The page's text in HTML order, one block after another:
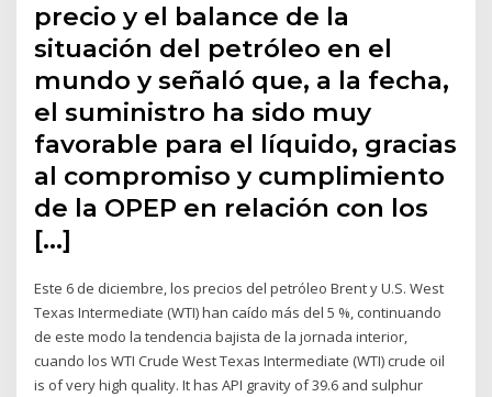
precio y el balance de la
situación del petróleo en el
mundo y señaló que, a la fecha,
el suministro ha sido muy
favorable para el líquido, gracias
al compromiso y cumplimiento
de la OPEP en relación con los
[…]
Este 6 de diciembre, los precios del petróleo Brent y U.S. West
Texas Intermediate (WTI) han caído más del 5 %, continuando
de este modo la tendencia bajista de la jornada interior,
cuando los WTI Crude West Texas Intermediate (WTI) crude oil
is of very high quality. It has API gravity of 39.6 and sulphur